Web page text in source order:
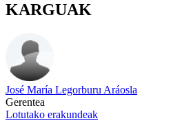
KARGUAK
José María Legorburu Aráosla
Gerentea
Lotutako erakundeak